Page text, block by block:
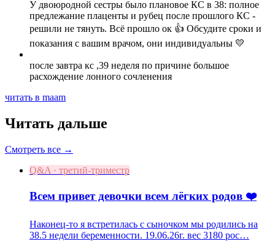
У двоюродной сестры было плановое КС в 38: полное
предлежание плаценты и рубец после прошлого КС -
решили не тянуть. Всё прошло ок 👍 Обсудите сроки и
показания с вашим врачом, они индивидуальны 💛
после завтра кс ,39 неделя по причине большое
расхождение лонного сочленения
читать в maam
Читать дальше
Смотреть все →
Q&A · третий-триместр
Всем привет девочки всем лёгких родов ❤️
Наконец-то я встретилась с сыночком мы родились на
38.5 недели беременности. 19.06.26г. вес 3180 рос…